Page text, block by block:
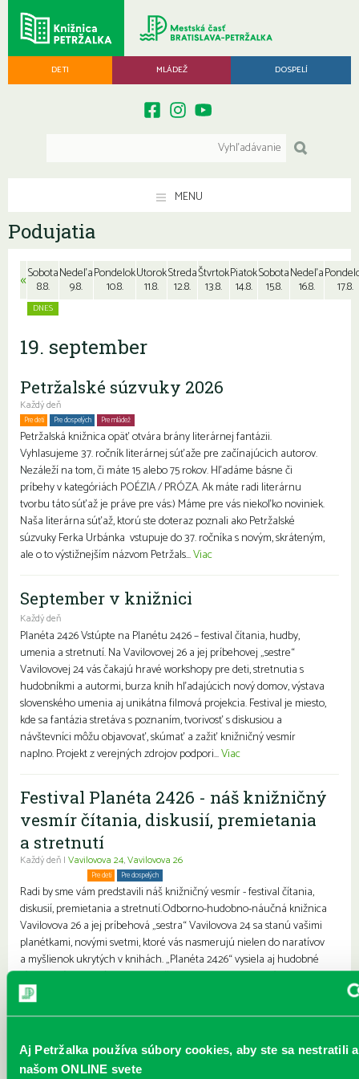
Aj Petržalka používa súbory cookies, aby ste sa nestratili
našom ONLINE svete
DETI MLÁDEŽ DOSPELÍ
MENU
Podujatia
«Sobota
8.8.
Nedeľa
9.8.
Pondelok
10.8.
Utorok
11.8.
Streda
12.8.
Štvrtok
13.8.
Piatok
14.8.
Sobota
15.8.
Nedeľa
16.8. 17.8.
19. september
Petržalské súzvuky 2026
Každý deň
Pre deti Pre dospelých Pre mládež
Petržalská knižnica opäť otvára brány literárnej fantázii.
Vyhlasujeme 37. ročník literárnej súťaže pre začínajúcich autorov.
Nezáleží na tom, či máte 15 alebo 75 rokov. Hľadáme básne či
príbehy v kategóriách POÉZIA / PRÓZA. Ak máte radi literárnu
tvorbu táto súťaž je práve pre vás:) Máme pre vás niekoľko noviniek.
Naša literárna súťaž, ktorú ste doteraz poznali ako Petržalské
súzvuky Ferka Urbánka vstupuje do 37. ročníka s novým, skráteným,
ale o to výstižnejším názvom Petržals...Viac
September v knižnici
Každý deň
Planéta 2426 Vstúpte na Planétu 2426 – festival čítania, hudby,
umenia a stretnutí. Na Vavilovovej 26 a jej príbehovej „sestre“
Vavilovovej 24 vás čakajú hravé workshopy pre deti, stretnutia s
hudobníkmi a autormi, burza kníh hľadajúcich nový domov, výstava
slovenského umenia aj unikátna filmová projekcia. Festival je miesto,
kde sa fantázia stretáva s poznaním, tvorivosť s diskusiou a
návštevníci môžu objavovať, skúmať a zažiť knižničný vesmír
naplno. Projekt z verejných zdrojov podpori...Viac
Festival Planéta 2426 - náš knižničný
vesmír čítania, diskusií, premietania
a stretnutí
Každý deň | Vavilovova 24,Vavilovova 26
Pre deti Pre dospelých
Radi by sme vám predstavili náš knižničný vesmír - festival čítania,
diskusií, premietania a stretnutí.Odborno-hudobno-náučná knižnica
Vavilovova 26 a jej príbehová „sestra“ Vavilovova 24 sa stanú vašimi
planétkami, novými svetmi, ktoré vás nasmerujú nielen do naratívov
a myšlienok ukrytých v knihách. „Planéta 2426“ vysiela aj hudobné
tóny, rozvíja kritické myslenie, rešpekt a toleranciu, poznávanie
miesta a mesta, v ktorom žijeme, stretnutia so zaujímavými hosťami,
Slimák Henry
Každý deň |Furdekova 1